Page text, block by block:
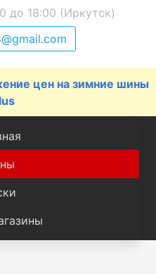
до 18:00 (Иркутск)
цен на зимние шины